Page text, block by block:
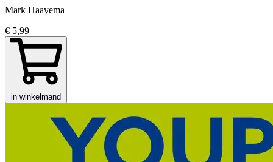
Mark Haayema
€ 5,99
in winkelmand